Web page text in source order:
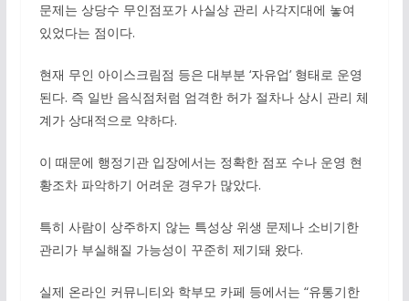
문제는 상당수 무인점포가 사실상 관리 사각지대에 놓여
있었다는 점이다.
현재 무인 아이스크림점 등은 대부분 ‘자유업’ 형태로 운영
된다. 즉 일반 음식점처럼 엄격한 허가 절차나 상시 관리 체
계가 상대적으로 약하다.
이 때문에 행정기관 입장에서는 정확한 점포 수나 운영 현
황조차 파악하기 어려운 경우가 많았다.
특히 사람이 상주하지 않는 특성상 위생 문제나 소비기한
관리가 부실해질 가능성이 꾸준히 제기돼 왔다.
실제 온라인 커뮤니티와 학부모 카페 등에서는 “유통기한